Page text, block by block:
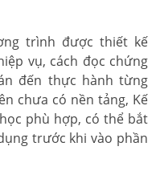
trình được thiết kế
vụ, cách đọc chứng
đến thực hành từng
chưa có nền tảng, Kế
phù hợp, có thể bắt
trước khi vào phần